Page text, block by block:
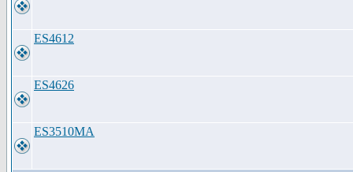
ES4612
ES4626
ES3510MA